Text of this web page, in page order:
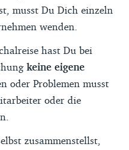
musst Du Dich einzeln
wenden.
hast Du bei
keine eigene
oder Problemen musst
oder die
zusammenstellst,